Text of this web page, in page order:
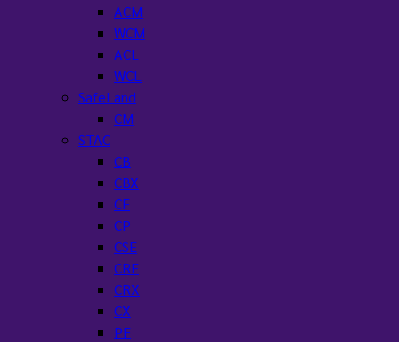
ACM
WCM
ACL
WCL
SafeLand
CM
STAC
CB
CBX
CF
CP
CSE
CRE
CRX
CX
PF